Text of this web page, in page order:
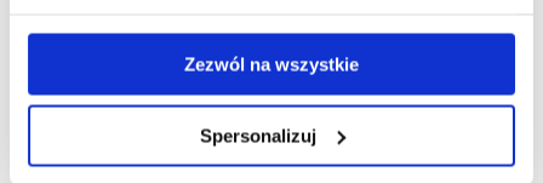
Zezwól na wszystkie
Spersonalizuj